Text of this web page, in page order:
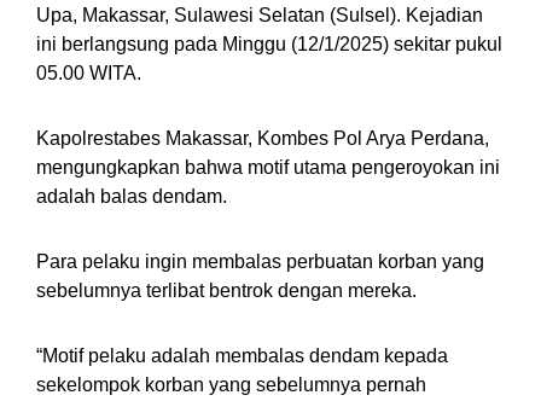
Upa, Makassar, Sulawesi Selatan (Sulsel). Kejadian
ini berlangsung pada Minggu (12/1/2025) sekitar pukul
05.00 WITA.
Kapolrestabes Makassar, Kombes Pol Arya Perdana,
mengungkapkan bahwa motif utama pengeroyokan ini
adalah balas dendam.
Para pelaku ingin membalas perbuatan korban yang
sebelumnya terlibat bentrok dengan mereka.
“Motif pelaku adalah membalas dendam kepada
sekelompok korban yang sebelumnya pernah